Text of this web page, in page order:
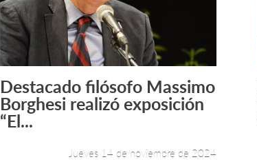
Leer más +
Destacado filósofo Massimo
Borghesi realizó exposición
“El...
Jueves 14 de noviembre de 2024